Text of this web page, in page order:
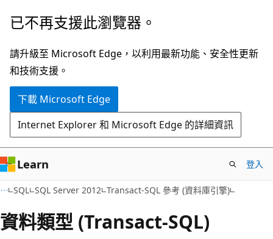
跳
主
要
內
已不再支援此瀏覽器。
請升級至 Microsoft Edge，以利用最新功能、安全性更新
和技術支援。
下載 Microsoft Edge
Internet Explorer 和 Microsoft Edge 的詳細資訊
Learn 登入
SQL SQL Server 2012 Transact-SQL 參考 (資料庫引擎)
資料類型 (Transact-SQL)